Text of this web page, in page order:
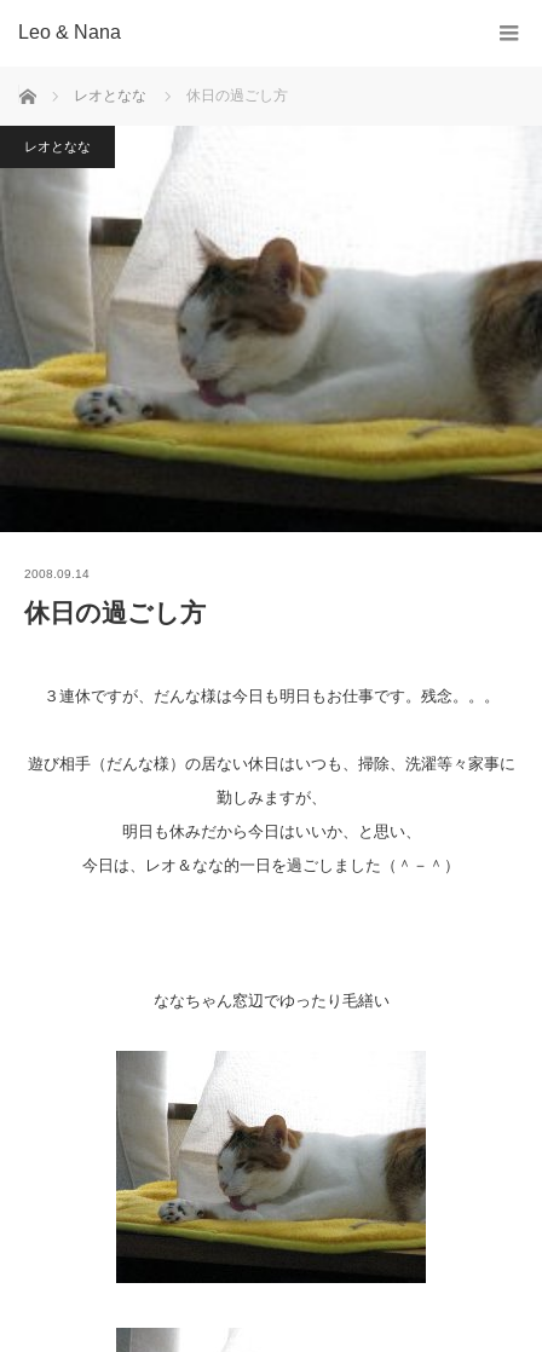
Leo & Nana
ホーム レオとなな 休日の過ごし方
レオとなな
2008.09.14
休日の過ごし方
３連休ですが、だんな様は今日も明日もお仕事です。残念。。。
遊び相手（だんな様）の居ない休日はいつも、掃除、洗濯等々家事に
勤しみますが、
明日も休みだから今日はいいか、と思い、
今日は、レオ＆なな的一日を過ごしました（＾－＾）
ななちゃん窓辺でゆったり毛繕い